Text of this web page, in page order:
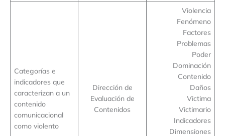
Categorías e
indicadores que
caracterizan a un
contenido
comunicacional
como violento
Dirección de
Evaluación de
Contenidos
Violencia
Fenómeno
Factores
Problemas
Poder
Dominación
Contenido
Daños
Victima
Victimario
Indicadores
Dimensiones